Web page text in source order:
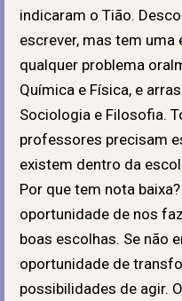
indicaram o Tião.
escrever, mas tem uma
qualquer problema
Química e Física, e
Sociologia e Filosofia.
professores precisam
existem dentro da
Por que tem nota
oportunidade de nos
boas escolhas. Se não
oportunidade de
possibilidades de agir.